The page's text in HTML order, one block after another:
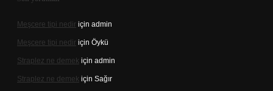
Meşcere tipi nedir için admin
Meşcere tipi nedir için Öykü
Straplez ne demek için admin
Straplez ne demek için Sağır